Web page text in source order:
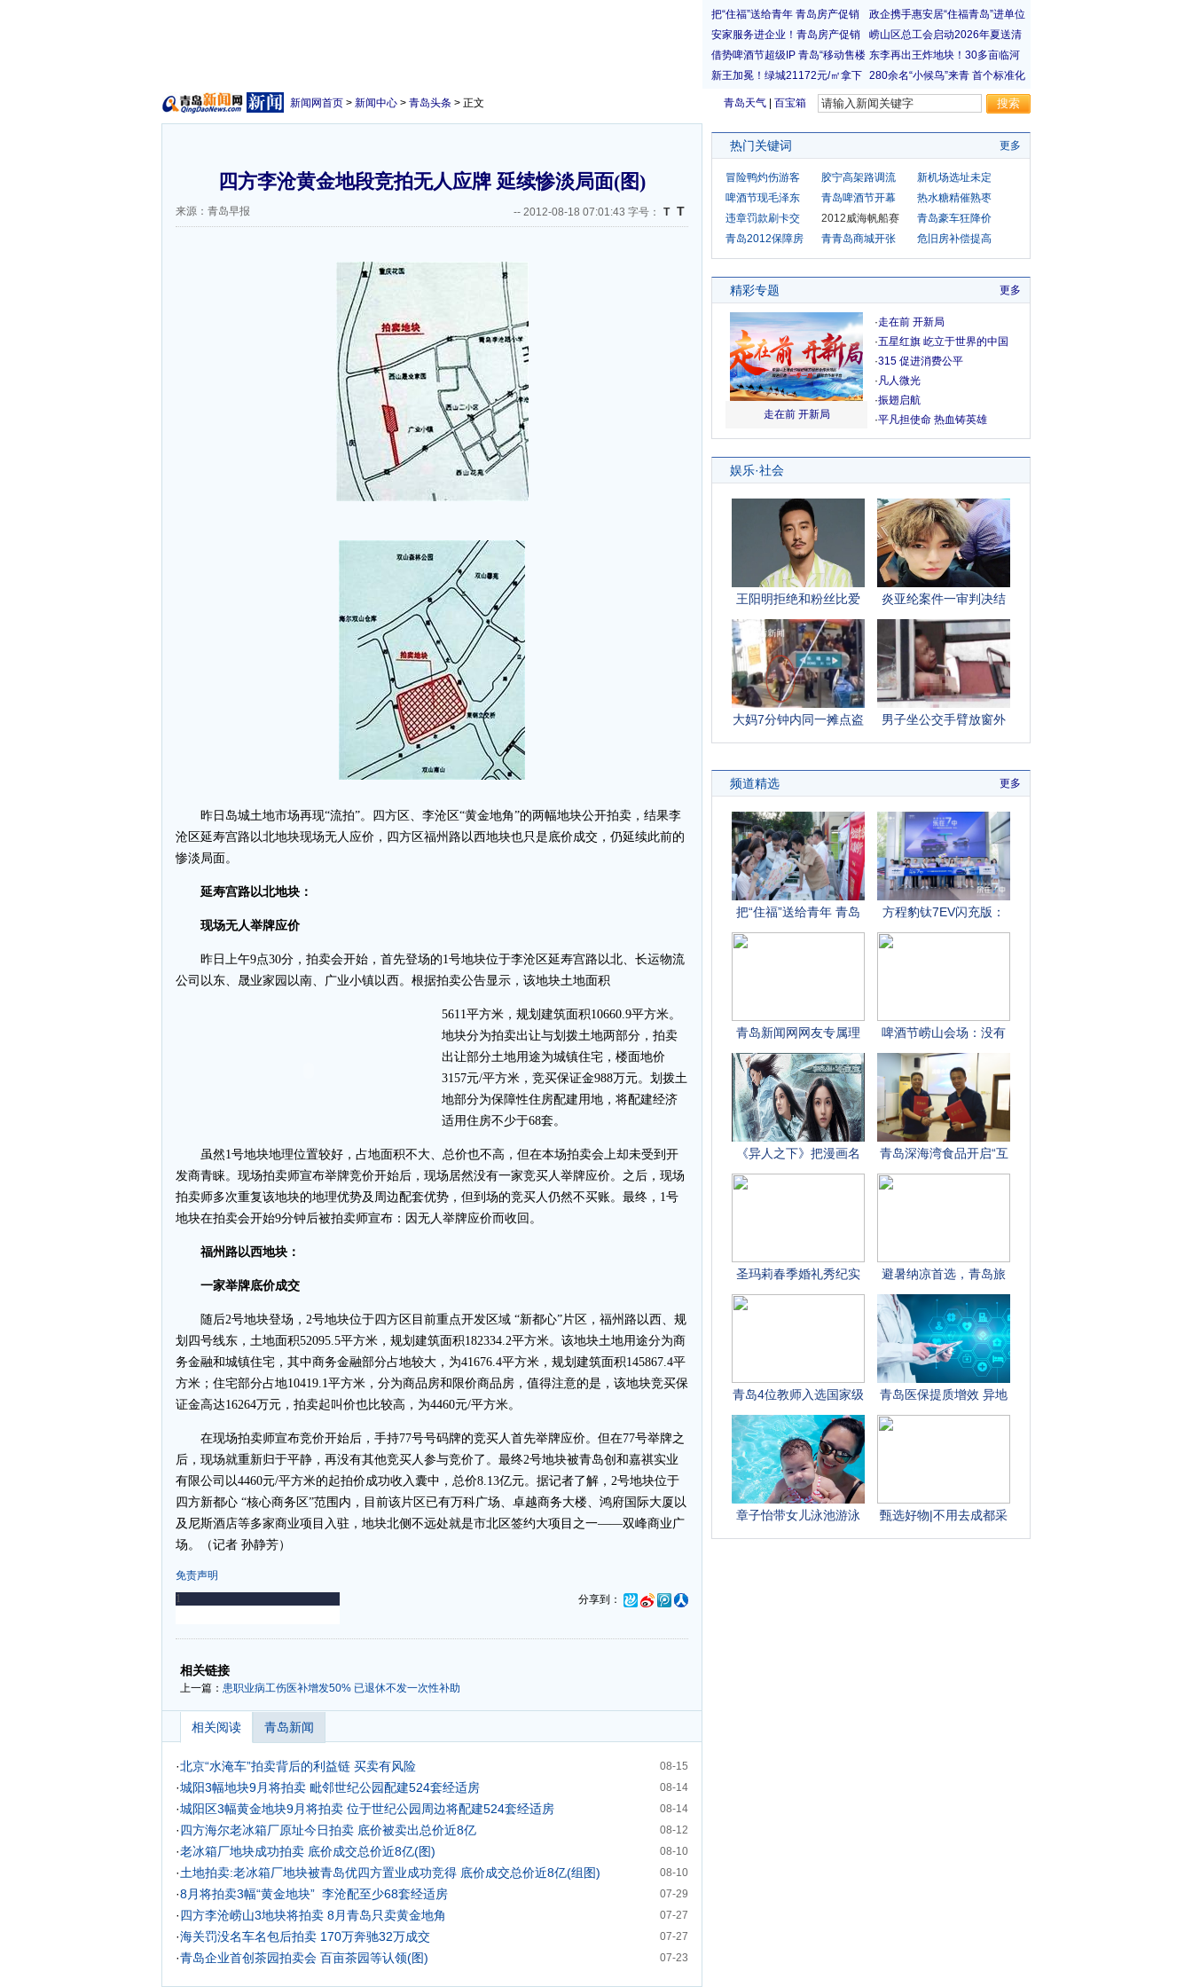
青岛天气 百宝箱
新闻网首页 > 新闻中心 > 青岛头条 > 正文
四方李沧黄金地段竞拍无人应牌 延续惨淡局面(图)
来源：青岛早报 -- 2012-08-18 07:01:43 字号： T T
昨日岛城土地市场再现“流拍”。四方区、李沧区“黄金地角”的两幅地块公开拍卖，结果李
沧区延寿宫路以北地块现场无人应价，四方区福州路以西地块也只是底价成交，仍延续此前的
惨淡局面。
延寿宫路以北地块：
现场无人举牌应价
昨日上午9点30分，拍卖会开始，首先登场的1号地块位于李沧区延寿宫路以北、长运物流
公司以东、晟业家园以南、广业小镇以西。根据拍卖公告显示，该地块土地面积
5611平方米，规划建筑面积10660.9平方米。
地块分为拍卖出让与划拨土地两部分，拍卖
出让部分土地用途为城镇住宅，楼面地价
3157元/平方米，竞买保证金988万元。划拨土
地部分为保障性住房配建用地，将配建经济
适用住房不少于68套。
虽然1号地块地理位置较好，占地面积不大、总价也不高，但在本场拍卖会上却未受到开
发商青睐。现场拍卖师宣布举牌竞价开始后，现场居然没有一家竞买人举牌应价。之后，现场
拍卖师多次重复该地块的地理优势及周边配套优势，但到场的竞买人仍然不买账。最终，1号
地块在拍卖会开始9分钟后被拍卖师宣布：因无人举牌应价而收回。
福州路以西地块：
一家举牌底价成交
随后2号地块登场，2号地块位于四方区目前重点开发区域 “新都心”片区，福州路以西、规
划四号线东，土地面积52095.5平方米，规划建筑面积182334.2平方米。该地块土地用途分为商
务金融和城镇住宅，其中商务金融部分占地较大，为41676.4平方米，规划建筑面积145867.4平
方米；住宅部分占地10419.1平方米，分为商品房和限价商品房，值得注意的是，该地块竞买保
证金高达16264万元，拍卖起叫价也比较高，为4460元/平方米。
在现场拍卖师宣布竞价开始后，手持77号号码牌的竞买人首先举牌应价。但在77号举牌之
后，现场就重新归于平静，再没有其他竞买人参与竞价了。最终2号地块被青岛创和嘉祺实业
有限公司以4460元/平方米的起拍价成功收入囊中，总价8.13亿元。据记者了解，2号地块位于
四方新都心 “核心商务区”范围内，目前该片区已有万科广场、卓越商务大楼、鸿府国际大厦以
及尼斯酒店等多家商业项目入驻，地块北侧不远处就是市北区签约大项目之一——双峰商业广
场。（记者 孙静芳）
免责声明
分享到：
-
相关链接
上一篇： 患职业病工伤医补增发50% 已退休不发一次性补助
相关阅读 青岛新闻
08-15
·北京“水淹车”拍卖背后的利益链 买卖有风险
08-14
·城阳3幅地块9月将拍卖 毗邻世纪公园配建524套经适房
08-14
·城阳区3幅黄金地块9月将拍卖 位于世纪公园周边将配建524套经适房
08-12
·四方海尔老冰箱厂原址今日拍卖 底价被卖出总价近8亿
08-10
·老冰箱厂地块成功拍卖 底价成交总价近8亿(图)
08-10
·土地拍卖:老冰箱厂地块被青岛优四方置业成功竞得 底价成交总价近8亿(组图)
07-29
·8月将拍卖3幅“黄金地块” 李沧配至少68套经适房
07-27
·四方李沧崂山3地块将拍卖 8月青岛只卖黄金地角
07-27
·海关罚没名车名包后拍卖 170万奔驰32万成交
07-23
·青岛企业首创茶园拍卖会 百亩茶园等认领(图)
热门关键词 更多
冒险鸭灼伤游客 胶宁高架路调流
新机场选址未定
啤酒节现毛泽东
青岛啤酒节开幕
热水糖精催熟枣
违章罚款刷卡交
2012威海帆船赛
青岛豪车狂降价
青岛2012保障房
青青岛商城开张 危旧房补偿提高